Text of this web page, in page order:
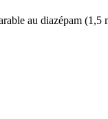
au diazépam